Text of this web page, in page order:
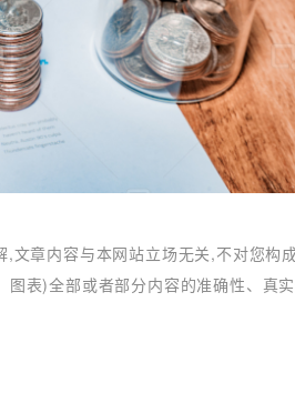
章内容与本网站立场无关,不对您构
表)全部或者部分内容的准确性、真实